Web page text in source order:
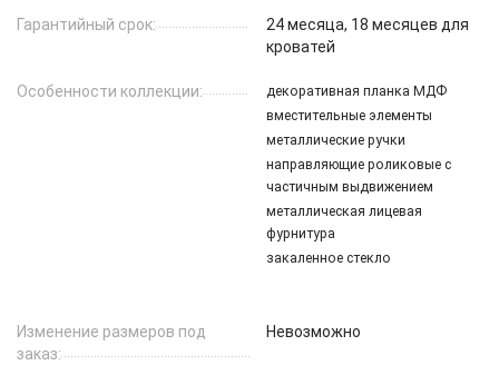
Гарантийный срок:
24 месяца, 18 месяцев для
кроватей
Особенности коллекции:
декоративная планка МДФ
вместительные элементы
металлические ручки
направляющие роликовые с
частичным выдвижением
металлическая лицевая
фурнитура
закаленное стекло
Изменение размеров под
заказ:
Невозможно